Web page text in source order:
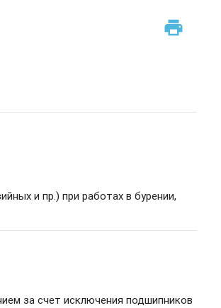
print
и пр.) при работах в бурении,
за счет исключения подшипников